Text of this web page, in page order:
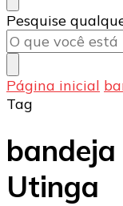
Procurando
algo?
Pesquise
Página inicial
Tag
Utinga